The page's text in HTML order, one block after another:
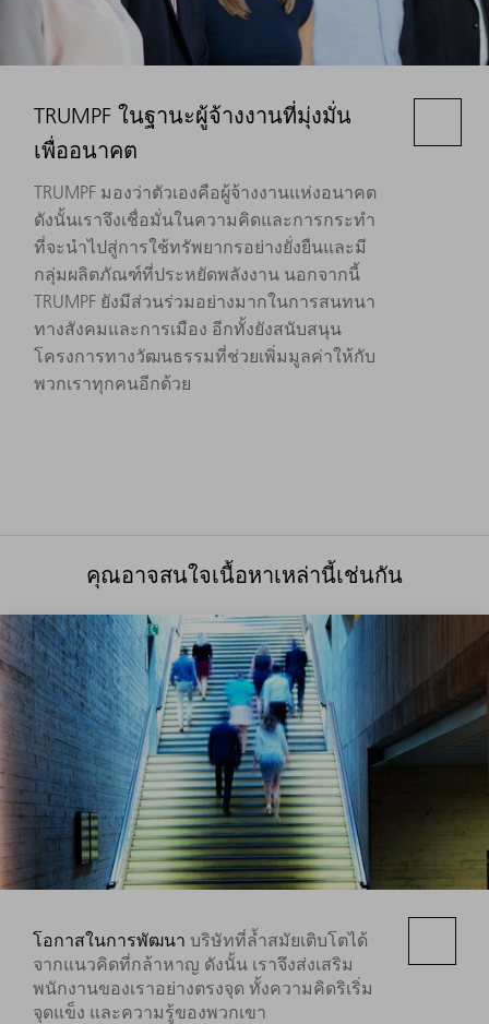
TRUMPF ในฐานะผู้จ้างงานที่มุ่งมั่น
เพื่ออนาคต
TRUMPF มองว่าตัวเองคือผู้จ้างงานแห่งอนาคต
ดังนั้นเราจึงเชื่อมั่นในความคิดและการกระทำ
ที่จะนำไปสู่การใช้ทรัพยากรอย่างยั่งยืนและมี
กลุ่มผลิตภัณฑ์ที่ประหยัดพลังงาน นอกจากนี้
TRUMPF ยังมีส่วนร่วมอย่างมากในการสนทนา
ทางสังคมและการเมือง อีกทั้งยังสนับสนุน
โครงการทางวัฒนธรรมที่ช่วยเพิ่มมูลค่าให้กับ
พวกเราทุกคนอีกด้วย
คุณอาจสนใจเนื้อหาเหล่านี้เช่นกัน
โอกาสในการพัฒนา บริษัทที่ล้ำสมัยเติบโตได้
จากแนวคิดที่กล้าหาญ ดังนั้น เราจึงส่งเสริม
พนักงานของเราอย่างตรงจุด ทั้งความคิดริเริ่ม
จุดแข็ง และความรู้ของพวกเขา